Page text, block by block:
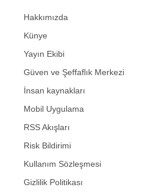
Hakkımızda
Künye
Yayın Ekibi
Güven ve Şeffaflık Merkezi
İnsan kaynakları
Mobil Uygulama
RSS Akışları
Risk Bildirimi
Kullanım Sözleşmesi
Gizlilik Politikası